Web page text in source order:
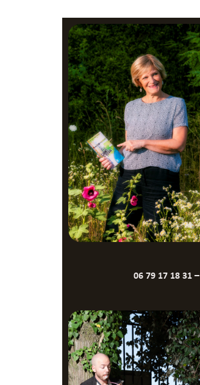
06 79 17 18 31 –